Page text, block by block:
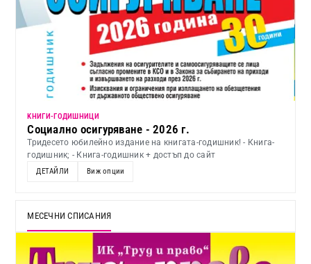
KНИГИ-ГОДИШНИЦИ
Социално осигуряване - 2026 г.
Тридесето юбилейно издание на книгата-годишник! - Книга-
годишник; - Книга-годишник + достъп до сайт
ДЕТАЙЛИ Виж опции
МЕСЕЧНИ СПИСАНИЯ